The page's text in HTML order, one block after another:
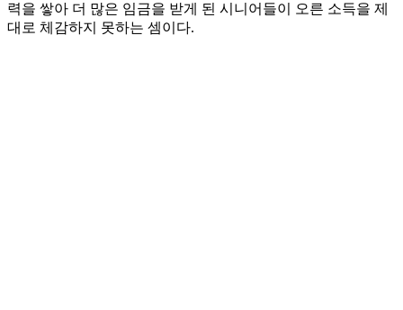
력을 쌓아 더 많은 임금을 받게 된 시니어들이 오른 소득을 제
대로 체감하지 못하는 셈이다.